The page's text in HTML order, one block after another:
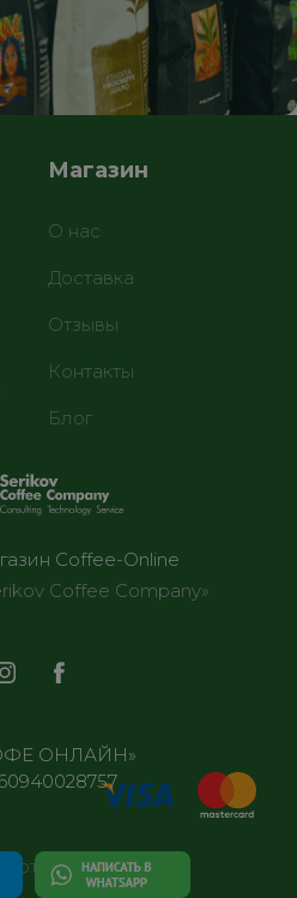
Магазин
О нас
Доставка
Отзывы
Контакты
Блог
Coffee-Online
Coffee Company»
ОНЛАЙН»
отделения